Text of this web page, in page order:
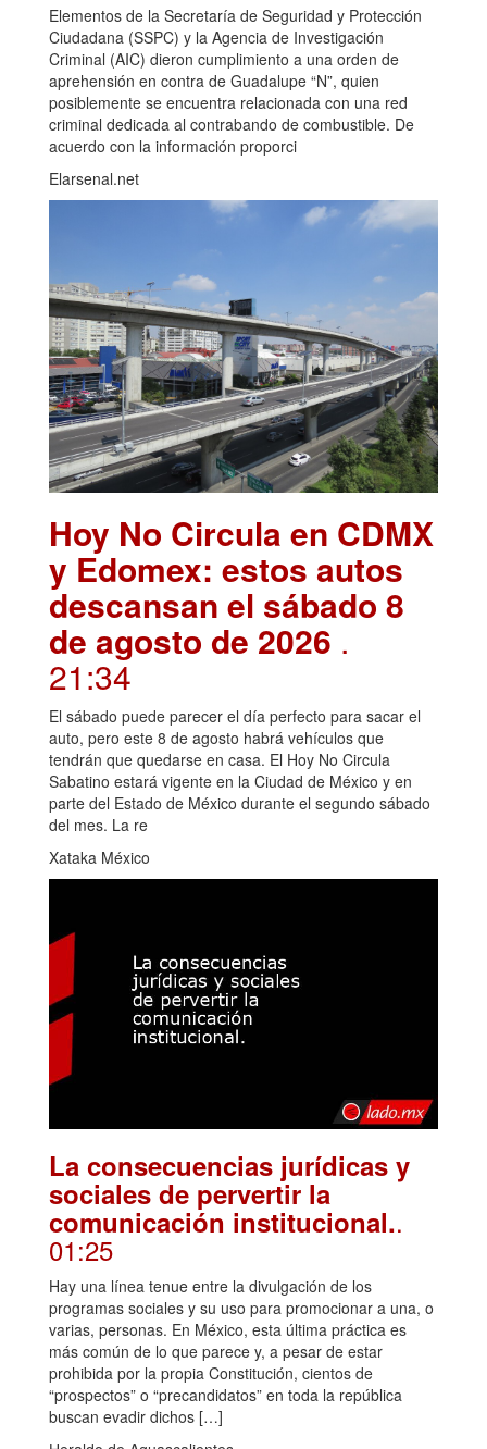
Elementos de la Secretaría de Seguridad y Protección
Ciudadana (SSPC) y la Agencia de Investigación
Criminal (AIC) dieron cumplimiento a una orden de
aprehensión en contra de Guadalupe “N”, quien
posiblemente se encuentra relacionada con una red
criminal dedicada al contrabando de combustible. De
acuerdo con la información proporci
Elarsenal.net
Hoy No Circula en CDMX
y Edomex: estos autos
descansan el sábado 8
de agosto de 2026 .
21:34
El sábado puede parecer el día perfecto para sacar el
auto, pero este 8 de agosto habrá vehículos que
tendrán que quedarse en casa. El Hoy No Circula
Sabatino estará vigente en la Ciudad de México y en
parte del Estado de México durante el segundo sábado
del mes. La re
Xataka México
La consecuencias jurídicas y
sociales de pervertir la
comunicación institucional..
01:25
Hay una línea tenue entre la divulgación de los
programas sociales y su uso para promocionar a una, o
varias, personas. En México, esta última práctica es
más común de lo que parece y, a pesar de estar
prohibida por la propia Constitución, cientos de
“prospectos” o “precandidatos” en toda la república
buscan evadir dichos […]